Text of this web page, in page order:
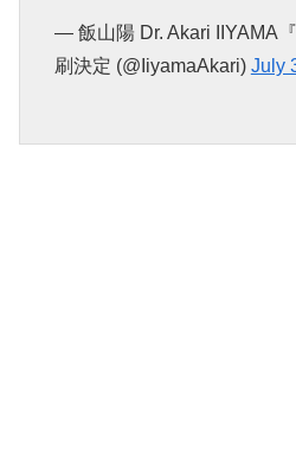
— 飯山陽 Dr. Akari IIYAMA
刷決定 (@IiyamaAkari) July